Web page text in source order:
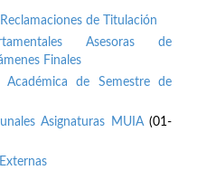
de Titulación
Asesoras de
Finales
Académica de Semestre de
Asignaturas MUIA(01-